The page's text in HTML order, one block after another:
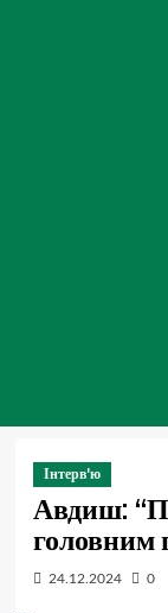
Інтерв'ю
Авдиш:
головним
24.12.2024 0